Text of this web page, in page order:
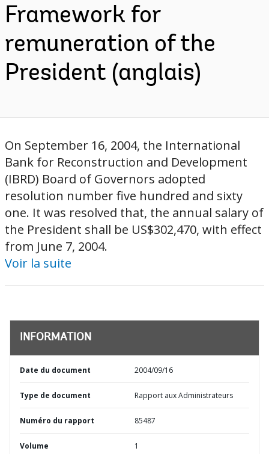
Framework for
remuneration of the
President (anglais)
On September 16, 2004, the International
Bank for Reconstruction and Development
(IBRD) Board of Governors adopted
resolution number five hundred and sixty
one. It was resolved that, the annual salary of
the President shall be US$302,470, with effect
from June 7, 2004.
Voir la suite
INFORMATION
Date du document 2004/09/16
Type de document Rapport aux Administrateurs
Numéro du rapport 85487
Volume 1